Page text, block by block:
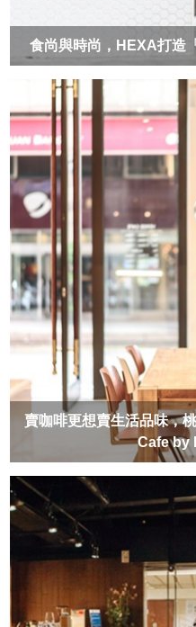
食尚與時尚，HEXA打造
賣咖啡更想賣生活品味，
Cafe by